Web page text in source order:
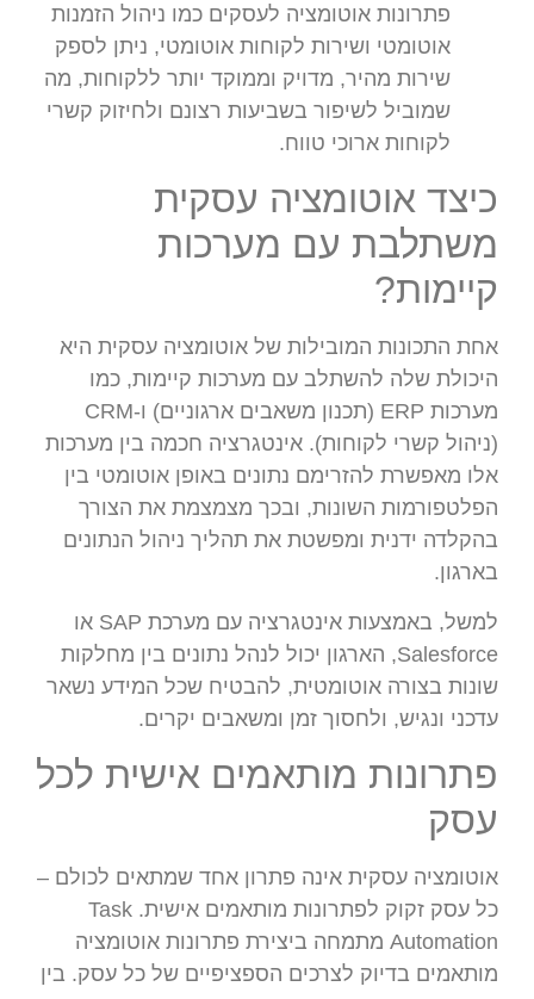
פתרונות אוטומציה לעסקים כמו ניהול הזמנות
אוטומטי ושירות לקוחות אוטומטי, ניתן לספק
שירות מהיר, מדויק וממוקד יותר ללקוחות, מה
שמוביל לשיפור בשביעות רצונם ולחיזוק קשרי
לקוחות ארוכי טווח.
כיצד אוטומציה עסקית
משתלבת עם מערכות
קיימות?
אחת התכונות המובילות של אוטומציה עסקית היא
היכולת שלה להשתלב עם מערכות קיימות, כמו
מערכות ERP (תכנון משאבים ארגוניים) ו-CRM
(ניהול קשרי לקוחות). אינטגרציה חכמה בין מערכות
אלו מאפשרת להזרימם נתונים באופן אוטומטי בין
הפלטפורמות השונות, ובכך מצמצמת את הצורך
בהקלדה ידנית ומפשטת את תהליך ניהול הנתונים
בארגון.
למשל, באמצעות אינטגרציה עם מערכת SAP או
Salesforce, הארגון יכול לנהל נתונים בין מחלקות
שונות בצורה אוטומטית, להבטיח שכל המידע נשאר
עדכני ונגיש, ולחסוך זמן ומשאבים יקרים.
פתרונות מותאמים אישית לכל
עסק
אוטומציה עסקית אינה פתרון אחד שמתאים לכולם –
כל עסק זקוק לפתרונות מותאמים אישית. Task
Automation מתמחה ביצירת פתרונות אוטומציה
מותאמים בדיוק לצרכים הספציפיים של כל עסק. בין